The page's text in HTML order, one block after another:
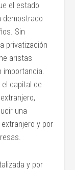
el estado
demostrado
Sin
privatización
aristas
importancia.
capital de
una
y por
y por